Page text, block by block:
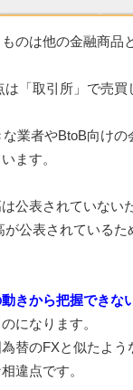
のは他の金融商品
「取引所」で売買
業者やBtoB向けの
ます。
公表されていない
公表されているた
きから把握できな
になります。
替のFXと似たよう
違点です。